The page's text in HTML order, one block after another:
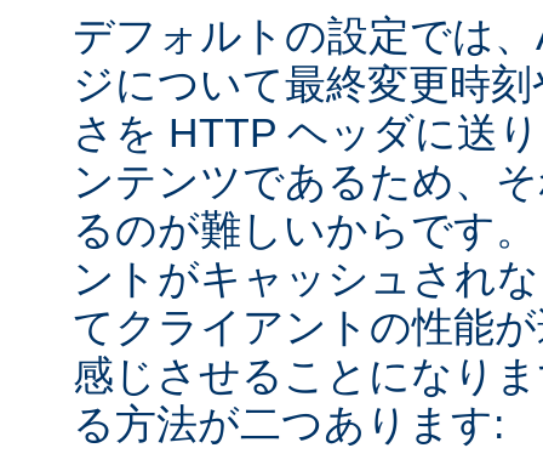
デフォルトの設定では
ジについて最終変更時
さを HTTP ヘッダに送
ンテンツであるため、
るのが難しいからです
ントがキャッシュされ
てクライアントの性能
感じさせることになり
る方法が二つあります: